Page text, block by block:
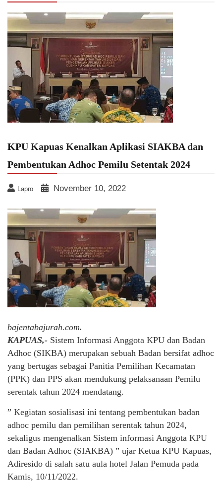
KPU Kapuas Kenalkan Aplikasi SIAKBA dan
Pembentukan Adhoc Pemilu Setentak 2024
Lapro November 10, 2022
bajentabajurah.com.
KAPUAS,- Sistem Informasi Anggota KPU dan Badan
Adhoc (SIKBA) merupakan sebuah Badan bersifat adhoc
yang bertugas sebagai Panitia Pemilihan Kecamatan
(PPK) dan PPS akan mendukung pelaksanaan Pemilu
serentak tahun 2024 mendatang.
” Kegiatan sosialisasi ini tentang pembentukan badan
adhoc pemilu dan pemilihan serentak tahun 2024,
sekaligus mengenalkan Sistem informasi Anggota KPU
dan Badan Adhoc (SIAKBA) ” ujar Ketua KPU Kapuas,
Adiresido di salah satu aula hotel Jalan Pemuda pada
Kamis, 10/11/2022.